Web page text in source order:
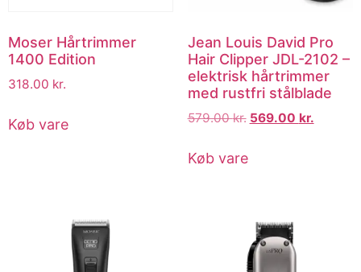
Moser Hårtrimmer
1400 Edition
318.00 kr.
Køb vare
Jean Louis David Pro
Hair Clipper JDL-2102 –
elektrisk hårtrimmer
med rustfri stålblade
579.00kr. 569.00 kr.
Køb vare